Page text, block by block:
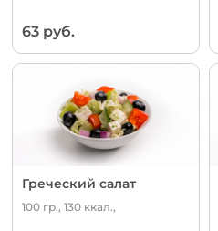
63 руб.
Греческий салат
100 гр., 130 ккал.,